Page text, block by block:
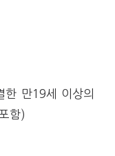
한 만19세 이상의
함)